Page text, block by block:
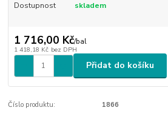
Dostupnost skladem
1 716,00 Kč/bal
1 418,18 Kč bez DPH
Přidat do košíku
Číslo produktu: 1866